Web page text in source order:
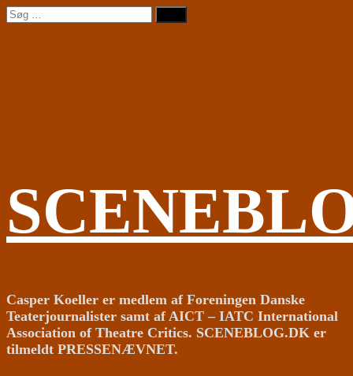
Videre
til
Søg
efter:
Casper Koeller er medlem af Foreningen Danske
Teaterjournalister samt af AICT – IATC International
Association of Theatre Critics. SCENEBLOG.DK er
tilmeldt PRESSENÆVNET.